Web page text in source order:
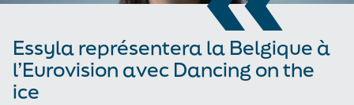
Essyla représentera la Belgique à
l’Eurovision avec Dancing on the
ice